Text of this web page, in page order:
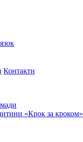
Контакти
«Крок за кроком»